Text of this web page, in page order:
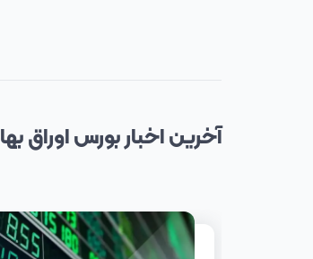
آخریناخباربورس اوراق